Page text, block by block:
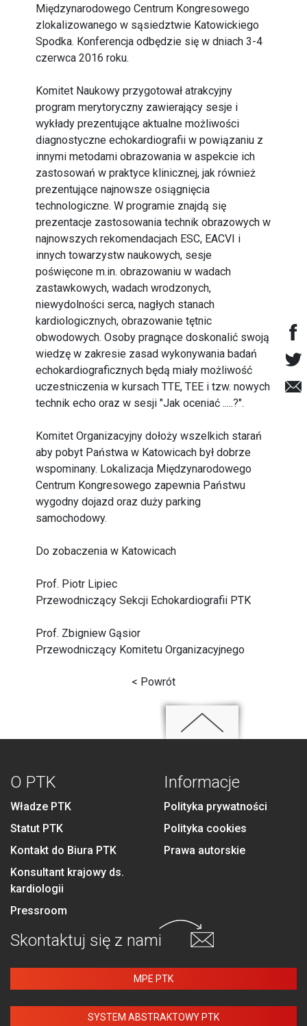
Międzynarodowego Centrum Kongresowego
zlokalizowanego w sąsiedztwie Katowickiego
Spodka. Konferencja odbędzie się w dniach 3-4
czerwca 2016 roku.
Komitet Naukowy przygotował atrakcyjny
program merytoryczny zawierający sesje i
wykłady prezentujące aktualne możliwości
diagnostyczne echokardiografii w powiązaniu z
innymi metodami obrazowania w aspekcie ich
zastosowań w praktyce klinicznej, jak również
prezentujące najnowsze osiągnięcia
technologiczne. W programie znajdą się
prezentacje zastosowania technik obrazowych w
najnowszych rekomendacjach ESC, EACVI i
innych towarzystw naukowych, sesje
poświęcone m.in. obrazowaniu w wadach
zastawkowych, wadach wrodzonych,
niewydolności serca, nagłych stanach
kardiologicznych, obrazowanie tętnic
obwodowych. Osoby pragnące doskonalić swoją
wiedzę w zakresie zasad wykonywania badań
echokardiograficznych będą miały możliwość
uczestniczenia w kursach TTE, TEE i tzw. nowych
technik echo oraz w sesji "Jak oceniać .....?".
Komitet Organizacyjny dołoży wszelkich starań
aby pobyt Państwa w Katowicach był dobrze
wspominany. Lokalizacja Międzynarodowego
Centrum Kongresowego zapewnia Państwu
wygodny dojazd oraz duży parking
samochodowy.
Do zobaczenia w Katowicach
Prof. Piotr Lipiec
Przewodniczący Sekcji Echokardiografii PTK
Prof. Zbigniew Gąsior
Przewodniczący Komitetu Organizacyjnego
< Powrót
O PTK
Władze PTK
Statut PTK
Kontakt do Biura PTK
Konsultant krajowy ds.
kardiologii
Pressroom
Informacje
Polityka prywatności
Polityka cookies
Prawa autorskie
Skontaktuj się z nami
MPE PTK
SYSTEM ABSTRAKTOWY PTK